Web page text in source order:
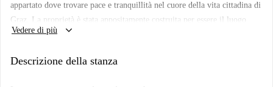
appartato dove trovare pace e tranquillità nel cuore della vita cittadina di
Graz. La proprietà è stata appositamente costruita per essere il luogo
ideale in cui godersi lo stile di vita del co-living e sentirsi parte della
dispongono di cucina, altri includono aree lounge con divani, poltrone,
Vedere di più keyboard_arrow_down
Descrizione della stanza